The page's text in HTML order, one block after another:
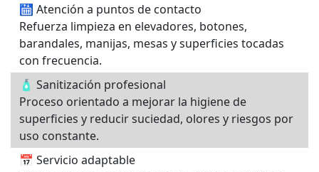
🛗 Atención a puntos de contacto
Refuerza limpieza en elevadores, botones,
barandales, manijas, mesas y superficies tocadas
con frecuencia.
🧴 Sanitización profesional
Proceso orientado a mejorar la higiene de
superficies y reducir suciedad, olores y riesgos por
uso constante.
📅 Servicio adaptable